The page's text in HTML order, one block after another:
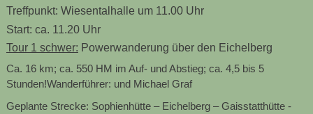
Treffpunkt: Wiesentalhalle um 11.00 Uhr
Start: ca. 11.20 Uhr
Tour 1 schwer: Powerwanderung über den Eichelberg
Ca. 16 km; ca. 550HM im Auf- und Abstieg; ca. 4,5 bis 5
Stunden!Wanderführer: und Michael Graf
Geplante Strecke: Sophienhütte – Eichelberg – Gaisstatthütte -